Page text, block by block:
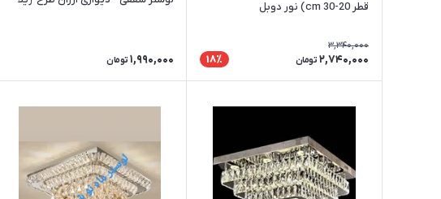
قطر 20-30 cm) نور دوبل
3,340,000
2,740,000 تومان 18٪ 1,990,000 تومان